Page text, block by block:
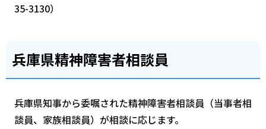
35-3130）
兵庫県精神障害者相談員
兵庫県知事から委嘱された精神障害者相談員（当事者相
談員、家族相談員）が相談に応じます。